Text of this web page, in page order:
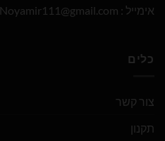
אימייל : Noyamir111@gmail.com
כלים
צור קשר
תקנון